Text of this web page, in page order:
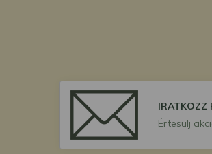
IRATKOZZ
Értesülj